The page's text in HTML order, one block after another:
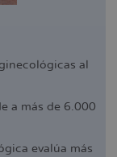
al
a más de 6.000
evalúa más